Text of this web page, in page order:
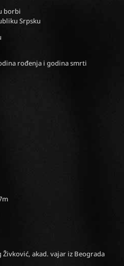
borbi
Srpsku
rođenja i godina smrti
akad. vajar iz Beograda